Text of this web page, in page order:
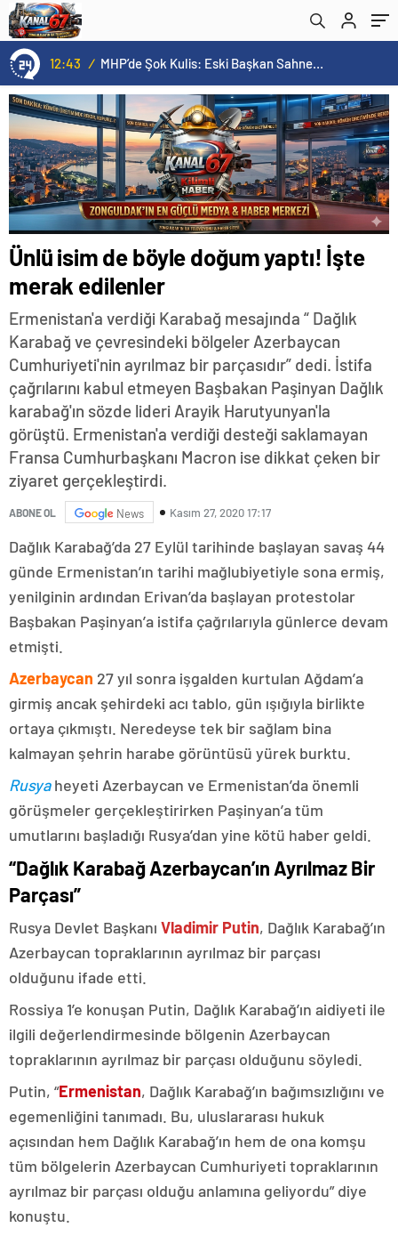
12:43 / MHP’de Şok Kulis: Eski Başkan Sahnede! Korkmaz Yol Vermiyor
Ünlü isim de böyle doğum yaptı! İşte
merak edilenler
Ermenistan'a verdiği Karabağ mesajında “ Dağlık
Karabağ ve çevresindeki bölgeler Azerbaycan
Cumhuriyeti'nin ayrılmaz bir parçasıdır” dedi. İstifa
çağrılarını kabul etmeyen Başbakan Paşinyan Dağlık
karabağ'ın sözde lideri Arayik Harutyunyan'la
görüştü. Ermenistan'a verdiği desteği saklamayan
Fransa Cumhurbaşkanı Macron ise dikkat çeken bir
ziyaret gerçekleştirdi.
ABONE OL News Kasım 27, 2020 17:17
Dağlık Karabağ’da 27 Eylül tarihinde başlayan savaş 44
günde Ermenistan’ın tarihi mağlubiyetiyle sona ermiş,
yenilginin ardından Erivan’da başlayan protestolar
Başbakan Paşinyan’a istifa çağrılarıyla günlerce devam
etmişti.
Azerbaycan 27 yıl sonra işgalden kurtulan Ağdam’a
girmiş ancak şehirdeki acı tablo, gün ışığıyla birlikte
ortaya çıkmıştı. Neredeyse tek bir sağlam bina
kalmayan şehrin harabe görüntüsü yürek burktu.
Rusyaheyeti Azerbaycan ve Ermenistan’da önemli
görüşmeler gerçekleştirirken Paşinyan’a tüm
umutlarını başladığı Rusya’dan yine kötü haber geldi.
“Dağlık Karabağ Azerbaycan’ın Ayrılmaz Bir
Parçası”
Rusya Devlet Başkanı Vladimir Putin, Dağlık Karabağ’ın
Azerbaycan topraklarının ayrılmaz bir parçası
olduğunu ifade etti.
Rossiya 1’e konuşan Putin, Dağlık Karabağ’ın aidiyeti ile
ilgili değerlendirmesinde bölgenin Azerbaycan
topraklarının ayrılmaz bir parçası olduğunu söyledi.
Putin, “Ermenistan, Dağlık Karabağ’ın bağımsızlığını ve
egemenliğini tanımadı. Bu, uluslararası hukuk
açısından hem Dağlık Karabağ’ın hem de ona komşu
tüm bölgelerin Azerbaycan Cumhuriyeti topraklarının
ayrılmaz bir parçası olduğu anlamına geliyordu” diye
konuştu.